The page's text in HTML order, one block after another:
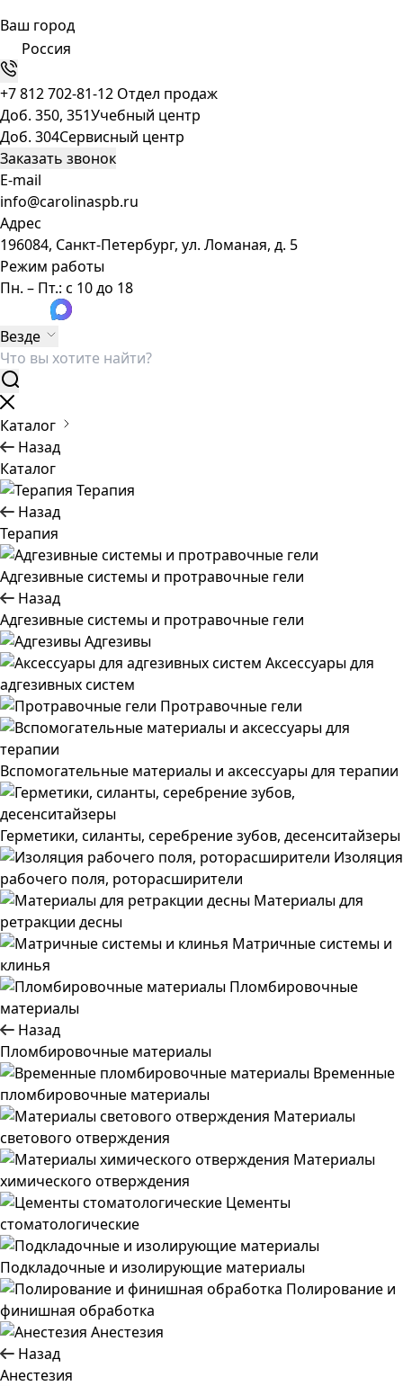
Ваш город
Россия
+7 812 702-81-12 Отдел продаж
Доб. 350, 351Учебный центр
Доб. 304Сервисный центр
Заказать звонок
E-mail
info@carolinaspb.ru
Адрес
196084, Санкт-Петербург, ул. Ломаная, д. 5
Режим работы
Пн. – Пт.: с 10 до 18
Везде
Каталог
Назад
Каталог
Терапия
Назад
Терапия
Адгезивные системы и протравочные гели
Назад
Адгезивные системы и протравочные гели
Адгезивы
Аксессуары для
адгезивных систем
Протравочные гели
Вспомогательные материалы и аксессуары для терапии
Герметики, силанты, серебрение зубов, десенситайзеры
Изоляция
рабочего поля, роторасширители
Материалы для
ретракции десны
Матричные системы и
клинья
Пломбировочные
материалы
Назад
Пломбировочные материалы
Временные
пломбировочные материалы
Материалы
светового отверждения
Материалы
химического отверждения
Цементы
стоматологические
Подкладочные и изолирующие материалы
Полирование и
финишная обработка
Анестезия
Назад
Анестезия